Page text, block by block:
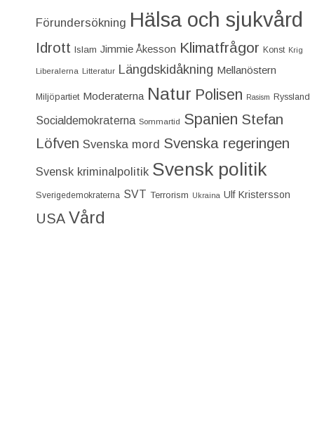
Förundersökning Hälsa och sjukvård
Idrott Islam Jimmie Åkesson Klimatfrågor Konst Krig
Liberalerna Litteratur Längdskidåkning Mellanöstern
Miljöpartiet Moderaterna Natur Polisen Rasism Ryssland
Socialdemokraterna Sommartid Spanien Stefan
Löfven Svenska mord Svenska regeringen
Svensk kriminalpolitik Svensk politik
Sverigedemokraterna SVT Terrorism Ukraina Ulf Kristersson
USA Vård